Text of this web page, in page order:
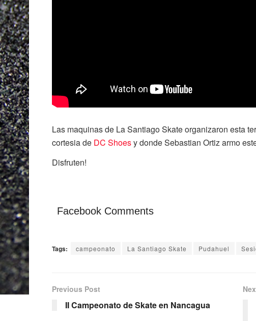
Las maquinas de La Santiago Skate organizaron esta
cortesia de DC Shoesy donde Sebastian Ortiz armo
Disfruten!
Facebook Comments
Tags: campeonato La Santiago Skate Pudahuel
Previous Post
II Campeonato de Skate en Nancagua